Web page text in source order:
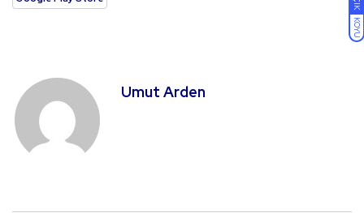
KOYU
Umut Arden